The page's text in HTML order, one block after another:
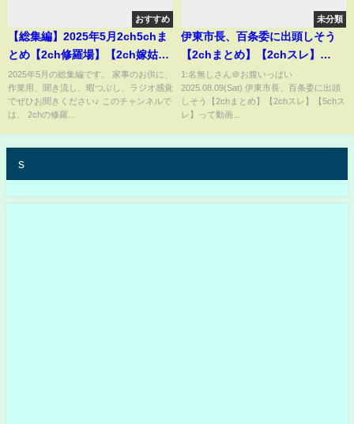
おすすめ
【総集編】2025年5月2ch5chま
とめ【2ch修羅場】【2ch嫁姑】
【2ch衝撃】【2ch家族】2chま
とめ 5ch【作業用】【2chエネ
夫】【2chその神経がわからん】
2025年5月の総集編です。 家事のお供に、
作業用、聞き流し、暇つぶし、ラジオ感覚
でぜひお聞きください♪ このチャンネルで
は、 2chの修羅...
未分類
伊東市長、百条委に出頭しそう
【2chまとめ】【2chスレ】
【5chスレ】
1:名無しさん＠お腹いっぱい
2025.08.09(Sat) 伊東市長、百条委に出頭
しそう【2chまとめ】【2chスレ】【5chス
レ】って動画...
s